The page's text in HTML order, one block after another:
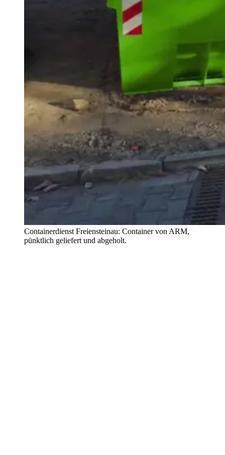
Containerdienst Freiensteinau: Container von ARM,
pünktlich geliefert und abgeholt.